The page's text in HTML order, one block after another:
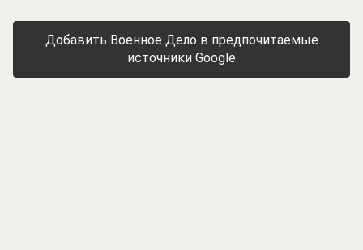
Добавить Военное Дело в предпочитаемые
источники Google